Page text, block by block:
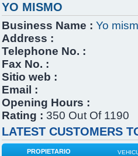
YO MISMO
Business Name : Yo
Address :
Telephone No. :
Fax No. :
Sitio web :
Email :
Opening Hours :
Rating : 350 Out Of 1190
LATEST CUSTOMERS
PROPIETARIO